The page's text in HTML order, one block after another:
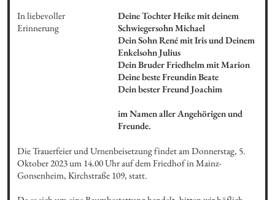
In liebevoller
Erinnerung
Deine Tochter Heike mit deinem
Schwiegersohn Michael
Dein Sohn René mit Iris und Deinem
Enkelsohn Julius
Dein Bruder Friedhelm mit Marion
Deine beste Freundin Beate
Dein bester Freund Joachim
im Namen aller Angehörigen und
Freunde.
Die Trauerfeier und Urnenbeisetzung findet am Donnerstag, 5.
Oktober 2023 um 14.00 Uhr auf dem Friedhof in Mainz-
Gonsenheim, Kirchstraße 109, statt.